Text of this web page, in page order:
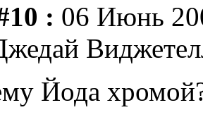
: 06 Июнь
Йода